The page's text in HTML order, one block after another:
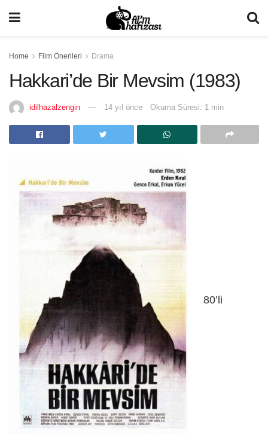
Home Film Önerileri Drama
Hakkari’de Bir Mevsim (1983)
idilhazalzengin 14 yıl önce Okuma Süresi: 1 min
80’li